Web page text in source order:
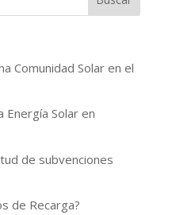
Comunidad Solar en el
Energía Solar en
de subvenciones
de Recarga?